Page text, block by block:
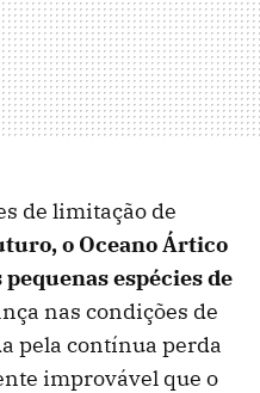
de limitação de
o Oceano Ártico
espécies de
nas condições de
pela contínua perda
improvável que o